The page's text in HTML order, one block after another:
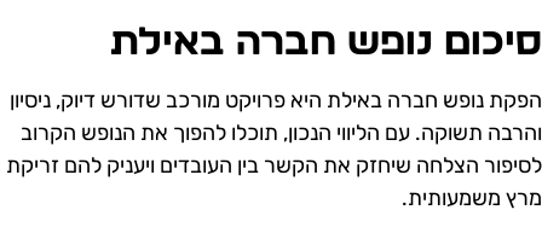
נופש חברה באילת
נופש חברה באילת היא פרויקט מורכב שדורש דיוק, ניסיון
תשוקה. עם הליווי הנכון, תוכלו להפוך את הנופש הקרוב
הצלחה שיחזק את הקשר בין העובדים ויעניק להם זריקת
משמעותית.